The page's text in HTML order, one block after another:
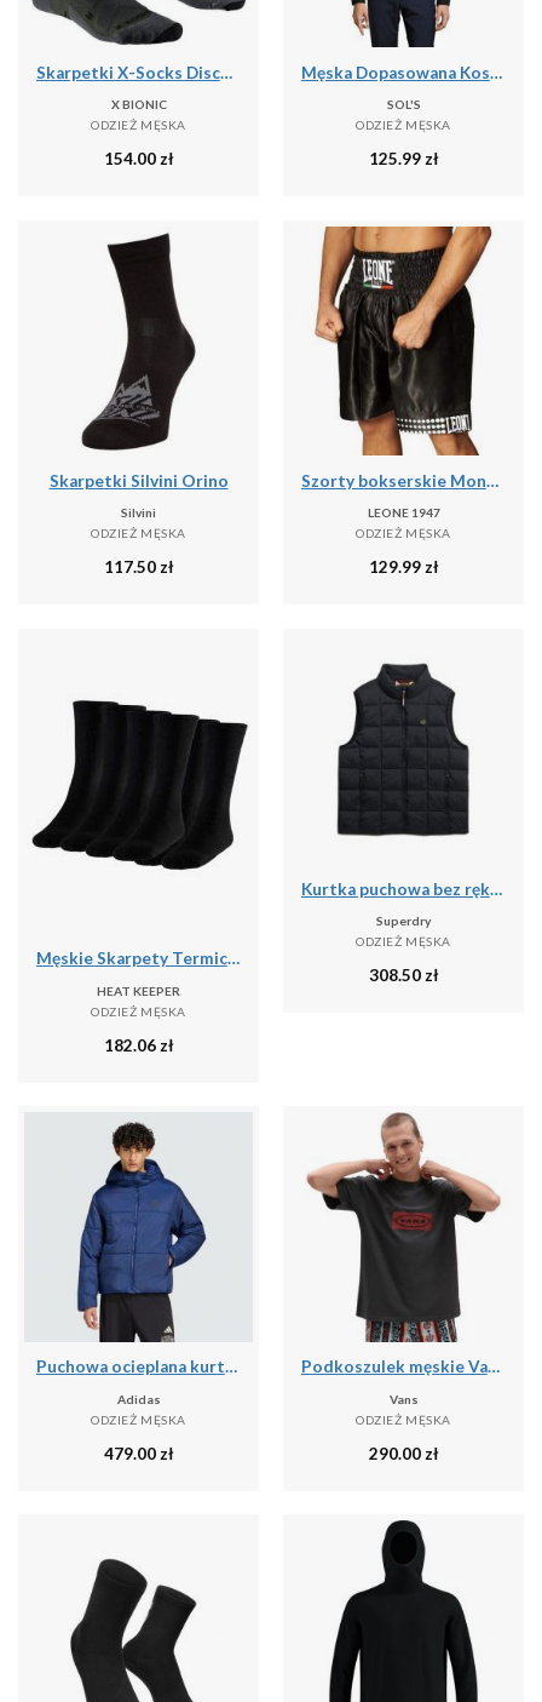
Skarpetki X-Socks Discover Crew
X BIONIC
ODZIEŻ MĘSKA
154.00zł
Męska Dopasowana Koszula Baltimore
SOL'S
ODZIEŻ MĘSKA
125.99zł
Skarpetki Silvini Orino
Silvini
ODZIEŻ MĘSKA
117.50zł
Szorty bokserskie Montana Pantaloncino
LEONE 1947
ODZIEŻ MĘSKA
129.99zł
Męskie Skarpety Termiczne - 4 Pary - Czarne
HEAT KEEPER
ODZIEŻ MĘSKA
182.06 zł
Kurtka puchowa bez rękawów Superdry Fuji Lite
Superdry
ODZIEŻ MĘSKA
308.50zł
Puchowa ocieplana kurtka Essentials Highloft
Adidas
ODZIEŻ MĘSKA
479.00 zł
Podkoszulek męskie Vans X Curren X Knost
Vans
ODZIEŻ MĘSKA
290.00 zł